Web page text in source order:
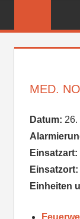
MED.
Datum: 26.
Einsatzart:
Einsatzort:
Einheiten